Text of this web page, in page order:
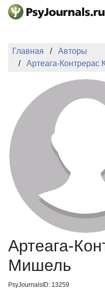
Перейти к основному
Регистрация
Главная
Авторы
Артеага-Контрерас
Артеага-
Мишель
PsyJournalsID: 13259